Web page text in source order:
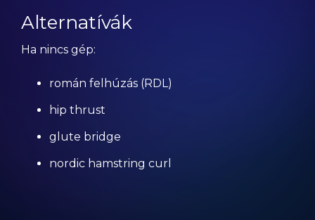
Alternatívák
Ha nincs gép:
román felhúzás (RDL)
hip thrust
glute bridge
nordic hamstring curl